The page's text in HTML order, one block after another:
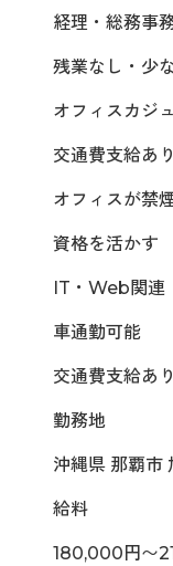
経理・総務事
残業なし・少
オフィスカジ
交通費支給あり
オフィスが禁
資格を活かす
IT・Web関連
車通勤可能
交通費支給あり
勤務地
沖縄県 那覇市
給料
180,000円〜